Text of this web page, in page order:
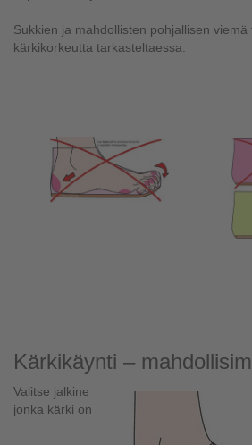
Sukkien ja mahdollisten pohjallisen
kärkikorkeutta tarkasteltaessa.
Kärkikäynti –
Valitse jalkine
jonka kärki on